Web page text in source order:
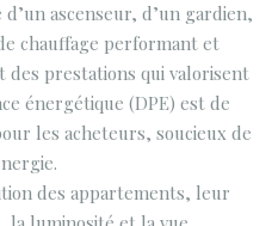
d’un ascenseur, d’un gardien,
chauffage performant et
des prestations qui valorisent
énergétique (DPE) est de
les acheteurs, soucieux de
des appartements, leur